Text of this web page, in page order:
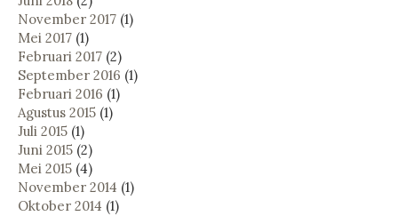
November 2017 (1)
Mei 2017 (1)
Februari 2017 (2)
September 2016 (1)
Februari 2016 (1)
Agustus 2015 (1)
Juli 2015 (1)
Juni 2015 (2)
Mei 2015 (4)
November 2014 (1)
Oktober 2014 (1)